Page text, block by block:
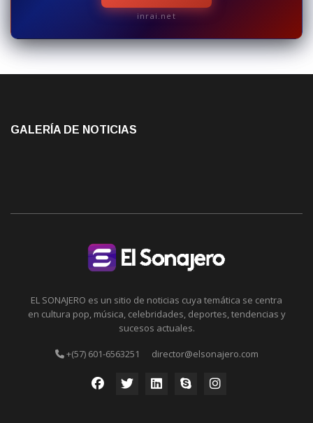
inrai.net
GALERÍA DE NOTICIAS
EL SONAJERO es un sitio de noticias cuya temática se centra
en cultura pop, música, celebridades, deportes, tendencias y
sucesos actuales.
+(57) 601-6563251 director@elsonajero.com